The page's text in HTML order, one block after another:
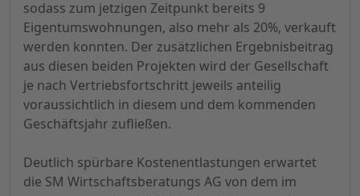
sodass zum jetzigen Zeitpunkt bereits 9
Eigentumswohnungen, also mehr als 20%, verkauft
werden konnten. Der zusätzlichen Ergebnisbeitrag
aus diesen beiden Projekten wird der Gesellschaft
je nach Vertriebsfortschritt jeweils anteilig
voraussichtlich in diesem und dem kommenden
Geschäftsjahr zufließen.
Deutlich spürbare Kostenentlastungen erwartet
die SM Wirtschaftsberatungs AG von dem im